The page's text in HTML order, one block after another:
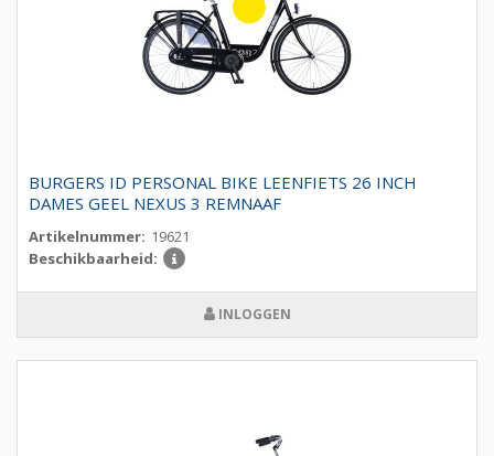
BURGERS ID PERSONAL BIKE LEENFIETS 26 INCH
DAMES GEEL NEXUS 3 REMNAAF
Artikelnummer: 19621
Beschikbaarheid:
INLOGGEN